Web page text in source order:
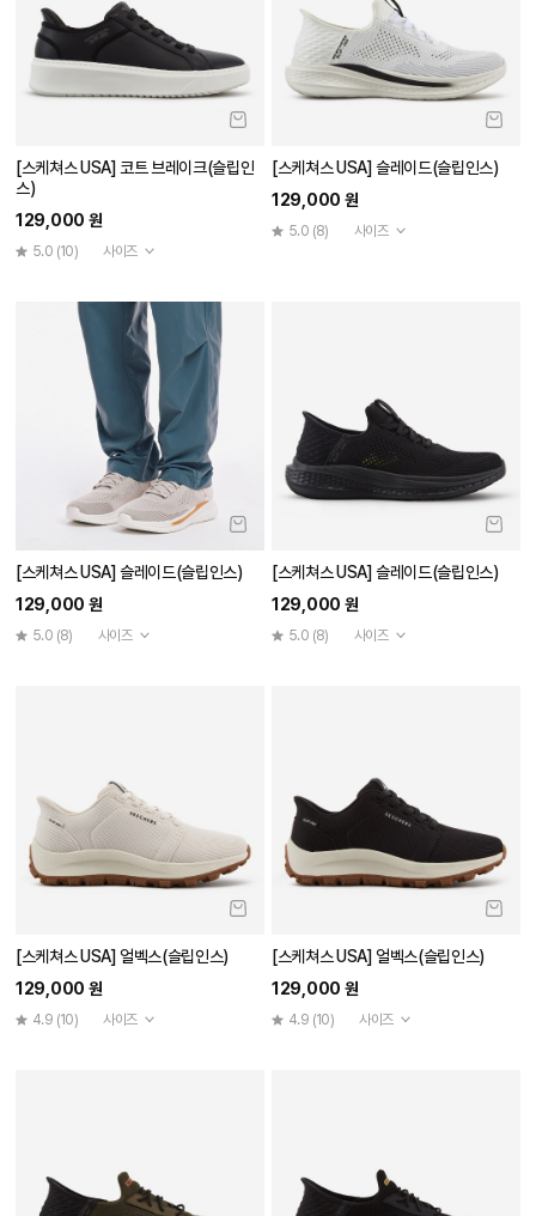
[스케쳐스 USA] 코트 브레이크(슬립인
스)
129,000 원
5.0 (10) 사이즈
[스케쳐스 USA] 슬레이드(슬립인스)
129,000 원
5.0 (8) 사이즈
[스케쳐스 USA] 슬레이드(슬립인스)
129,000 원
5.0 (8) 사이즈
[스케쳐스 USA] 슬레이드(슬립인스)
129,000 원
5.0 (8) 사이즈
[스케쳐스 USA] 얼벡스(슬립인스)
129,000 원
4.9 (10) 사이즈
[스케쳐스 USA] 얼벡스(슬립인스)
129,000 원
4.9 (10) 사이즈